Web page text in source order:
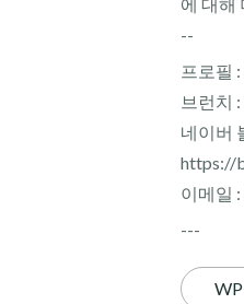
--
프로필
브런치
네이버
https://
이메일
---